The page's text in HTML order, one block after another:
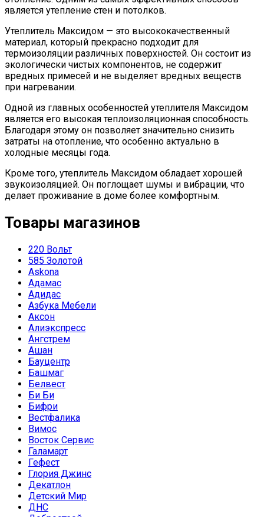
является утепление стен и потолков.
Утеплитель Максидом — это высококачественный
материал, который прекрасно подходит для
термоизоляции различных поверхностей. Он состоит из
экологически чистых компонентов, не содержит
вредных примесей и не выделяет вредных веществ
при нагревании.
Одной из главных особенностей утеплителя Максидом
является его высокая теплоизоляционная способность.
Благодаря этому он позволяет значительно снизить
затраты на отопление, что особенно актуально в
холодные месяцы года.
Кроме того, утеплитель Максидом обладает хорошей
звукоизоляцией. Он поглощает шумы и вибрации, что
делает проживание в доме более комфортным.
Товары магазинов
220 Вольт
585 Золотой
Askona
Адамас
Адидас
Азбука Мебели
Аксон
Алиэкспресс
Ангстрем
Ашан
Бауцентр
Башмаг
Белвест
Би Би
Бифри
Вестфалика
Вимос
Восток Сервис
Галамарт
Гефест
Глория Джинс
Декатлон
Детский Мир
ДНС